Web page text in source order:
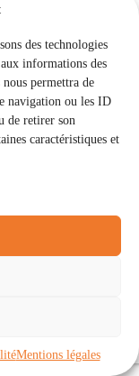
des technologies
informations des
permettra de
navigation ou les ID
de retirer son
caractéristiques et
Mentions légales